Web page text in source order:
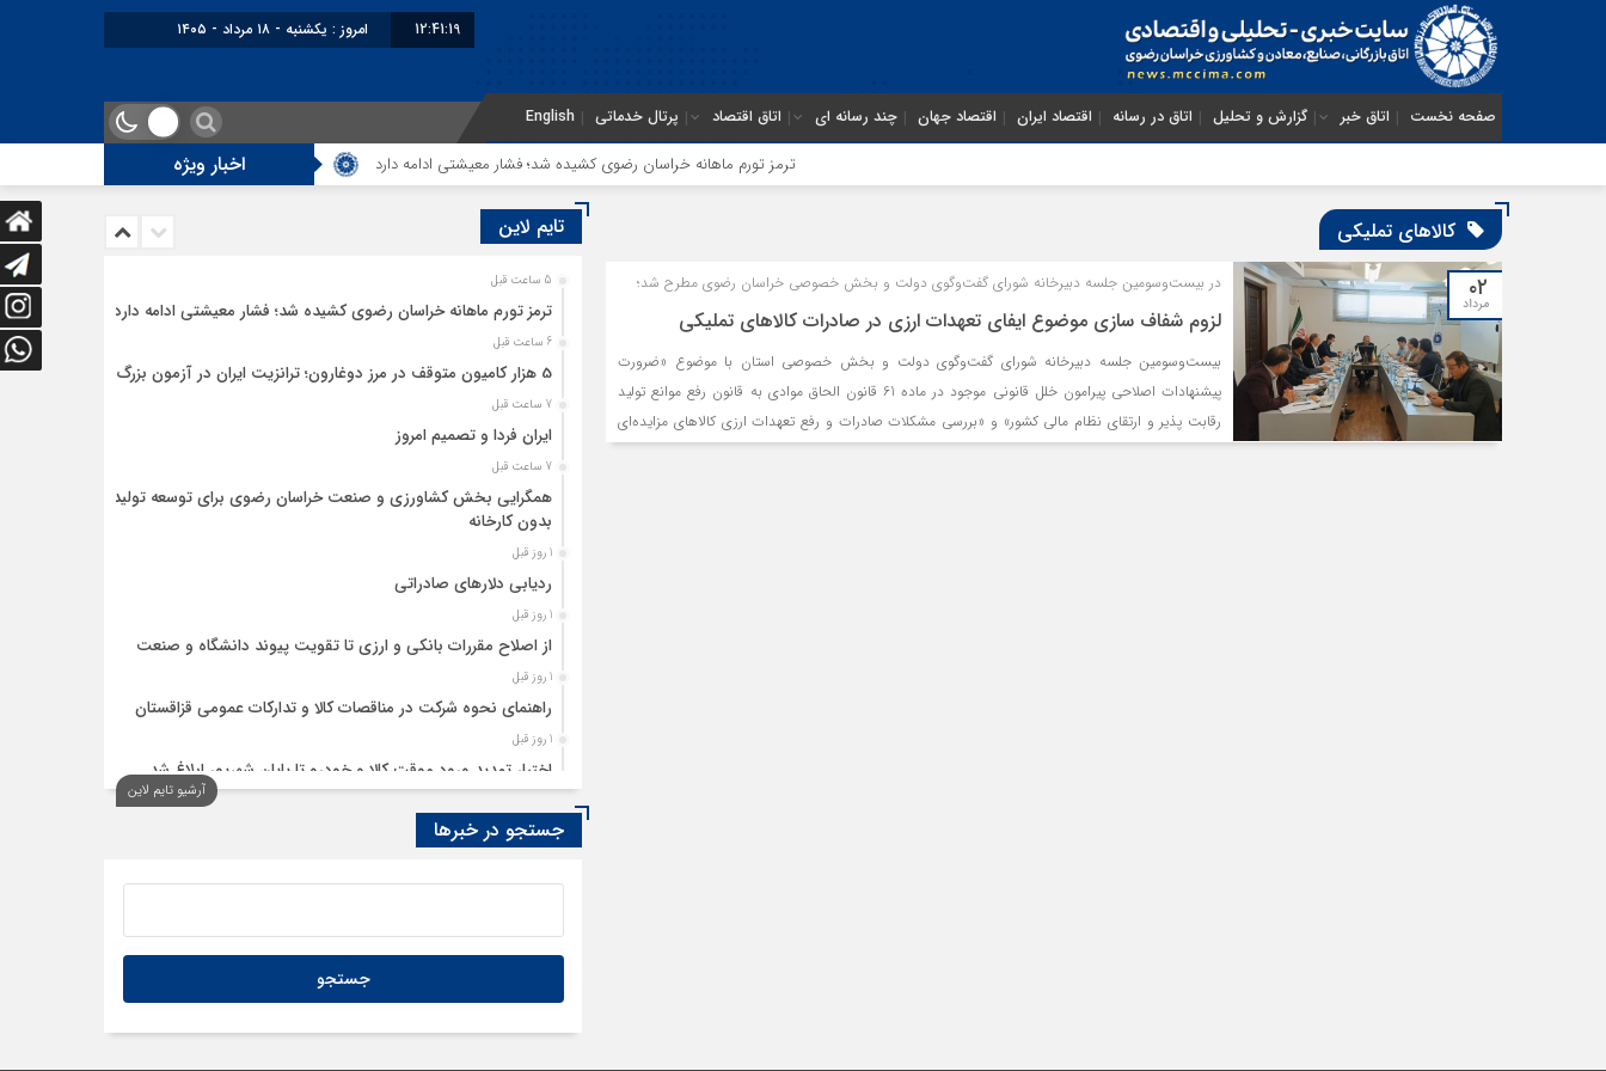
12:41:19 امروز : یکشنبه - ۱۸ مرداد - ۱۴۰۵
صفحه نخست اتاق خبر گزارش و تحلیل اتاق در رسانه اقتصاد ایران اقتصاد جهان چند رسانه ای اتاق اقتصاد پرتال خدماتی English
اخبار ویژه ترمز تورم ماهانه خراسان رضوی کشیده شد؛ فشار معیشتی ادامه دارد 5 هزار کامیون متوقف در مرز دوغارون؛ ترانزیت ایران در آزمون بزرگ
کالاهای تملیکی
۰۲
مرداد
‌در بیست‌وسومین جلسه دبیرخانه شورای گفت‌وگوی دولت و بخش خصوصی خراسان رضوی مطرح شد؛
لزوم شفاف سازی موضوع ایفای تعهدات ارزی در صادرات کالاهای تملیکی
بیست‌وسومین جلسه دبیرخانه شورای گفت‌وگوی دولت و بخش خصوصی استان با موضوع «ضرورت
پیشنهادات اصلاحی پیرامون خلل قانونی موجود در ماده 61 قانون الحاق موادی به قانون رفع موانع تولید
رﻗﺎﺑﺖ ﭘﺬﯾﺮ و ارﺗﻘﺎي ﻧﻈﺎم ﻣﺎﻟﯽ ﮐﺸﻮر» و «بررسی مشکلات صادرات و رفع تعهدات ارزی کالاهای مزایده‌ای
سازمان جمع آوری و فروش اموال تملیکی» برگزار شد.
تایم لاین
5 ساعت قبل
ترمز تورم ماهانه خراسان رضوی کشیده شد؛ فشار معیشتی ادامه دارد
6 ساعت قبل
5 هزار کامیون متوقف در مرز دوغارون؛ ترانزیت ایران در آزمون بزرگ
7 ساعت قبل
ایران فردا و تصمیم امروز
7 ساعت قبل
همگرایی بخش کشاورزی و صنعت خراسان رضوی برای توسعه تولید
بدون کارخانه
1 روز قبل
ردیابی دلارهای صادراتی
1 روز قبل
از اصلاح مقررات بانکی و ارزی تا تقویت پیوند دانشگاه و صنعت
1 روز قبل
راهنمای نحوه شرکت در مناقصات کالا و تدارکات عمومی قزاقستان
1 روز قبل
اختیار تمدید ورود موقت کالا و خودرو تا پایان شهریور ابلاغ شد
تمدید امکان استفادۀ واردکنندگان دارو از اوراق گام تا پایان سال
آرشیو تایم لاین
جستجو در خبرها